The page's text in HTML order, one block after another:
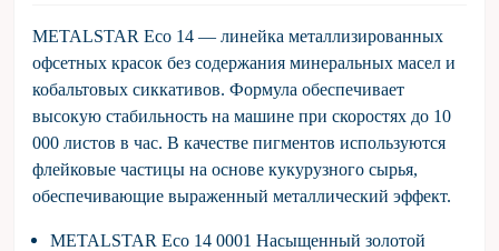
METALSTAR Eco 14 — линейка металлизированных
офсетных красок без содержания минеральных масел и
кобальтовых сиккативов. Формула обеспечивает
высокую стабильность на машине при скоростях до 10
000 листов в час. В качестве пигментов используются
флейковые частицы на основе кукурузного сырья,
обеспечивающие выраженный металлический эффект.
METALSTAR Eco 14 0001 Насыщенный золотой